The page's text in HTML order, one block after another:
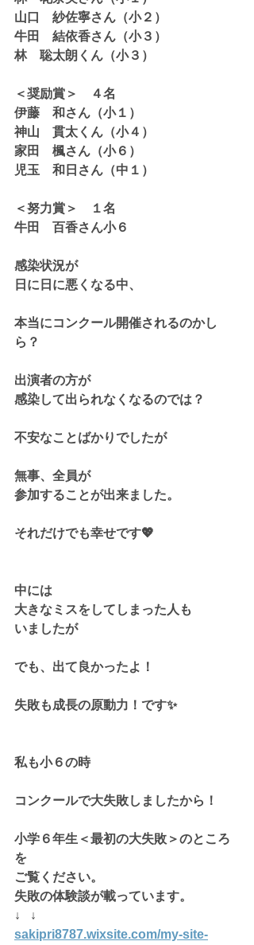
山口　紗佐寧さん（小２）
牛田　結依香さん（小３）
林　聡太朗くん（小３）
＜奨励賞＞　４名
伊藤　和さん（小１）
神山　貫太くん（小４）
家田　楓さん（小６）
児玉　和日さん（中１）
＜努力賞＞　１名
牛田　百香さん小６
感染状況が
日に日に悪くなる中、
本当にコンクール開催されるのかし
ら？
出演者の方が
感染して出られなくなるのでは？
不安なことばかりでしたが
無事、全員が
参加することが出来ました。
それだけでも幸せです💖
中には
大きなミスをしてしまった人も
いましたが
でも、出て良かったよ！
失敗も成長の原動力！です✨
私も小６の時
コンクールで大失敗しましたから！
小学６年生＜最初の大失敗＞のところ
を
ご覧ください。
失敗の体験談が載っています。
↓   ↓
sakipri8787.wixsite.com/my-site-